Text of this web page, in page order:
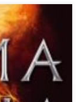
de Literatura
Ahdieh, autora
llevada al
con